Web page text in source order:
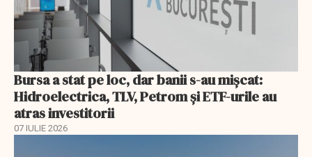
Bursa a stat pe loc, dar banii s-au mișcat:
Hidroelectrica, TLV, Petrom și ETF-urile au
atras investitorii
07 IULIE 2026